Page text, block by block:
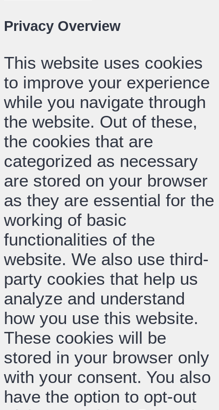
Privacy Overview
This website uses cookies
to improve your experience
while you navigate through
the website. Out of these,
the cookies that are
categorized as necessary
are stored on your browser
as they are essential for the
working of basic
functionalities of the
website. We also use third-
party cookies that help us
analyze and understand
how you use this website.
These cookies will be
stored in your browser only
with your consent. You also
have the option to opt-out